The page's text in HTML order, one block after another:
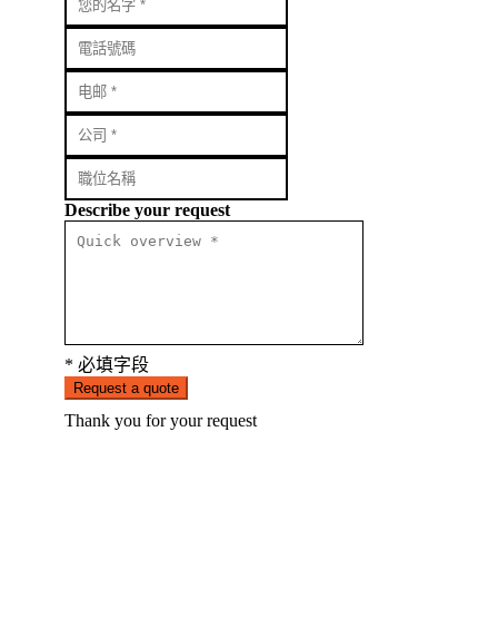
Describe your request
* 必填字段
Request a quote
Thank you for your request